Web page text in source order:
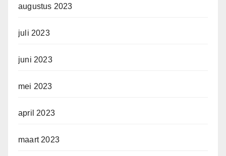
augustus 2023
juli 2023
juni 2023
mei 2023
april 2023
maart 2023